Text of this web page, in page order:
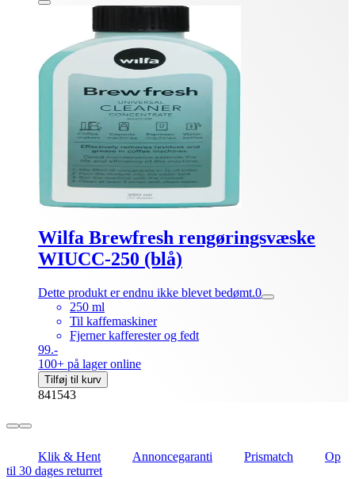
Wilfa Brewfresh rengøringsvæske
WIUCC-250 (blå)
Dette produkt er endnu ikke blevet bedømt.0
250 ml
Til kaffemaskiner
Fjerner kafferester og fedt
99.-
100+ på lager online
Tilføj til kurv
841543
Klik & Hent Annoncegaranti Prismatch
Op
til 30 dages returret